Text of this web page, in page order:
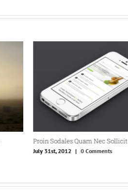
Proin Sodales Quam Nec Sollicit
July 31st, 2012 | 0 Comments